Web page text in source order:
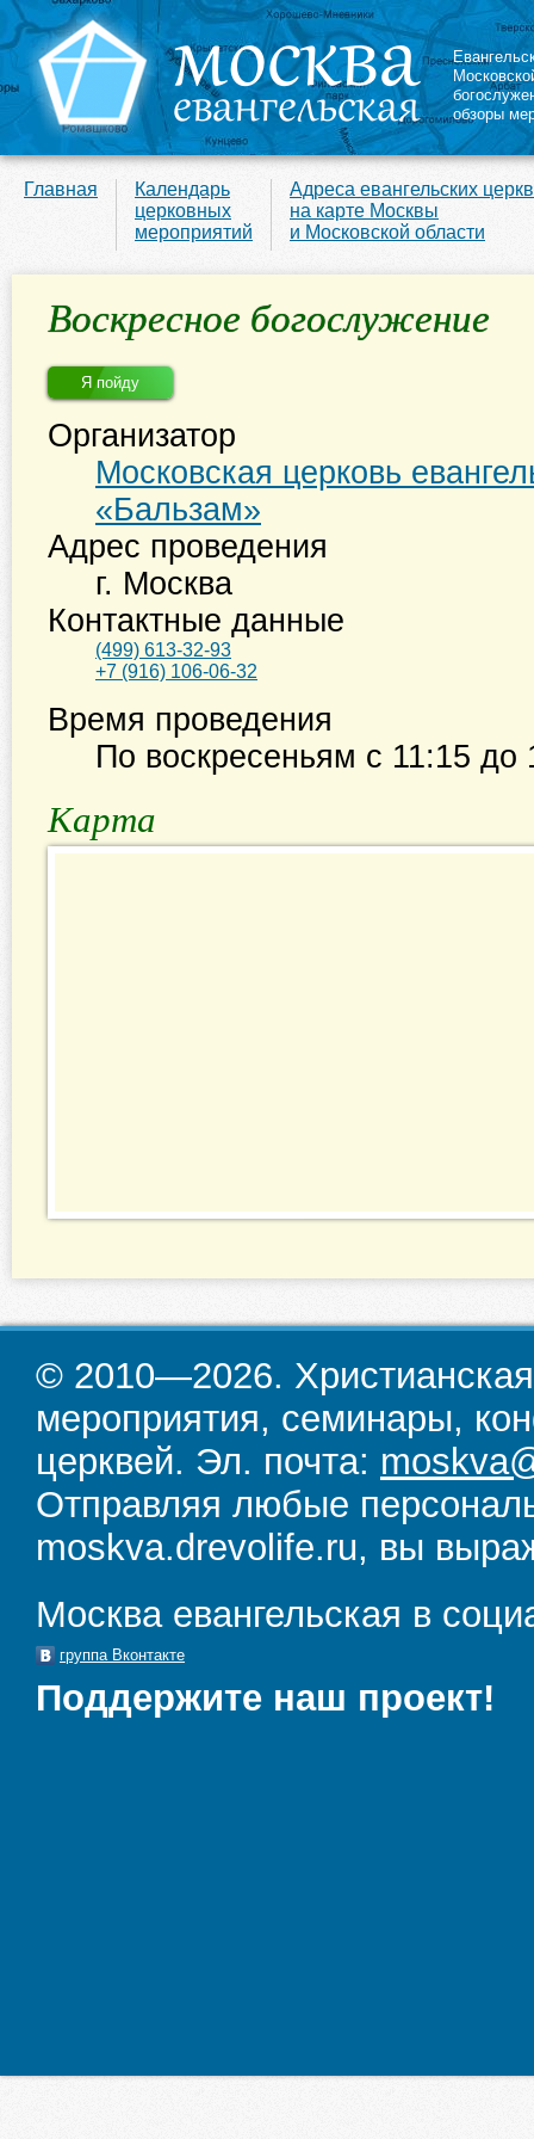
обзоры
Главная
Календарь
церковных
мероприятий
Адреса евангельских
на карте Москвы
и Московской области
Воскресное богослужение
Я пойду
Организатор
Московская церковь
«Бальзам»
Адрес проведения
г. Москва
Контактные данные
(499) 613-32-93
+7 (916) 106-06-32
Время проведения
По воскресеньям с 11:15 до
Карта
© 2010—2026.
мероприятия, семинары,
церквей. Эл. почта:
Отправляя любые
moskva.drevolife.ru, вы
Москва евангельская в
группа Вконтакте
Поддержите наш проект!